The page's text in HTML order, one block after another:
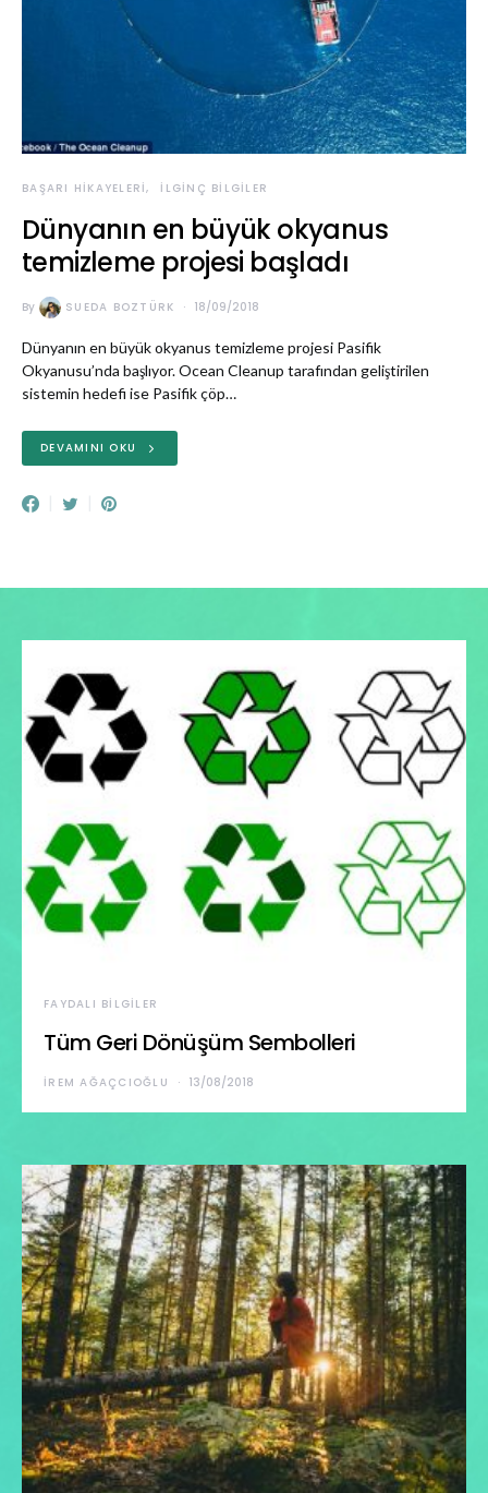
BAŞARI HIKAYELERI İLGINÇ BILGILER
Dünyanın en büyük okyanus
temizleme projesi başladı
By SUEDA BOZTÜRK 18/09/2018
Dünyanın en büyük okyanus temizleme projesi Pasifik
Okyanusu’nda başlıyor. Ocean Cleanup tarafından geliştirilen
sistemin hedefi ise Pasifik çöp…
DEVAMINI OKU
FAYDALI BILGILER
Tüm Geri Dönüşüm Sembolleri
İREM AĞAÇCIOĞLU 13/08/2018